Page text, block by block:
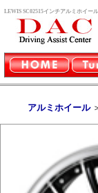
LEWIS SC02515インチアルミホイー
アルミホイール